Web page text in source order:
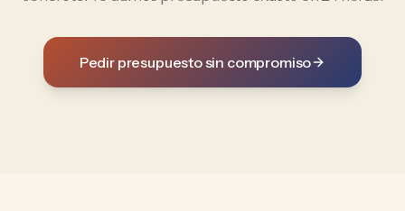
Pedir presupuesto sin compromiso